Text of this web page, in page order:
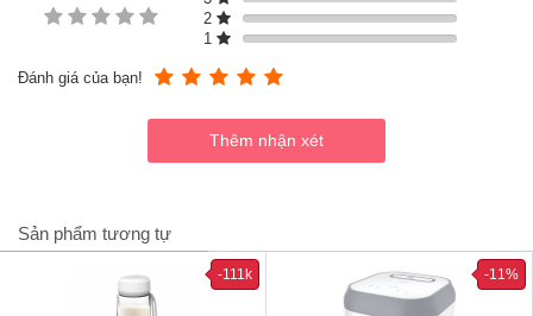
hâm thức ăn, rã đông và tiệt trùng bằng hơi nước.
Khả năng làm nóng sữa và thức ăn chỉ trong khoảng 6 phút,
nhờ công suất mạnh mẽ lên đến 500W.
Hệ thống điều khiển dạng xoay tròn trực quan giúp bố mẹ dễ
Máy Mono 15 tương thích với hầu hết các loại bình sữa phổ
Đi kèm cốc đong tiện dụng, hỗ trợ pha chế đúng liều lượng
không gian.
Chất liệu cấu tạo cao cấp, chống nước và chống ăn mòn, dễ
vệ sinh sau mỗi lần sử dụng.
2
1
Đánh giá của bạn!
Sản phẩm tương tự
-111k -11%